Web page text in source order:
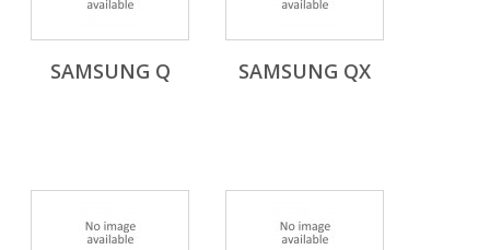
SAMSUNG Q SAMSUNG QX